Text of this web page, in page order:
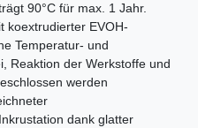
90°C für max. 1 Jahr.
koextrudierter EVOH-
Temperatur- und
Reaktion der Werkstoffe und
werden
dank glatter